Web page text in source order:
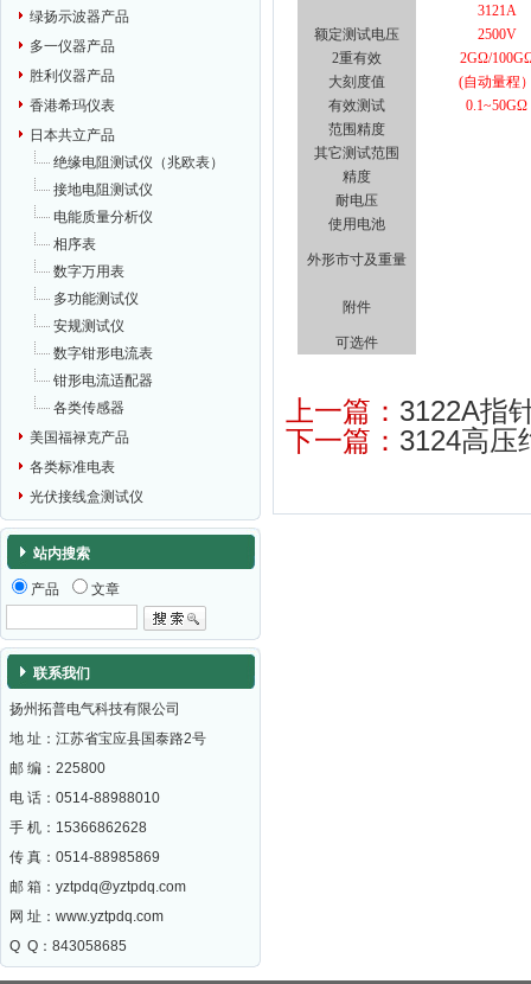
绿扬示波器产品
多一仪器产品
胜利仪器产品
香港希玛仪表
日本共立产品
绝缘电阻测试仪（兆欧表）
接地电阻测试仪
电能质量分析仪
相序表
数字万用表
多功能测试仪
安规测试仪
数字钳形电流表
钳形电流适配器
各类传感器
美国福禄克产品
各类标准电表
光伏接线盒测试仪
站内搜索
产品 文章
联系我们
扬州拓普电气科技有限公司
地 址：江苏省宝应县国泰路2号
邮 编： 225800
电 话：0514-88988010
手 机：15366862628
传 真：0514-88985869
邮 箱： yztpdq@yztpdq.com
网 址： www.yztpdq.com
Q Q：843058685
3121A
额定测试电压
2500V
2重有效
大刻度值
2GΩ/100G
(自动量程
有效测试
范围精度
0.1~50GΩ
其它测试范围
精度
耐电压
使用电池
外形市寸及重量
附件
可选件
上一篇： 3122A指
下一篇： 3124高压